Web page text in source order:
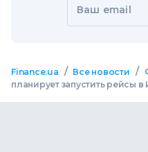
Ваш email
Finance.ua / Все новости /
планирует запустить рейсы